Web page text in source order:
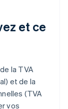
et ce
la TVA
et de la
(TVA
vos